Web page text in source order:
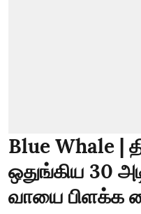
Blue Whale |
ஒதுங்கிய 30
வாயை பிளக்க